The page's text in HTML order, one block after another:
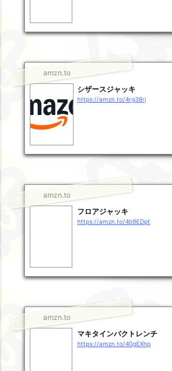
amzn.to
シザースジャッキ
https://amzn.to/4rg38rj
amzn.to
フロアジャッキ
https://amzn.to/4b9EDpt
amzn.to
マキタインパクトレンチ
https://amzn.to/40gEXhp